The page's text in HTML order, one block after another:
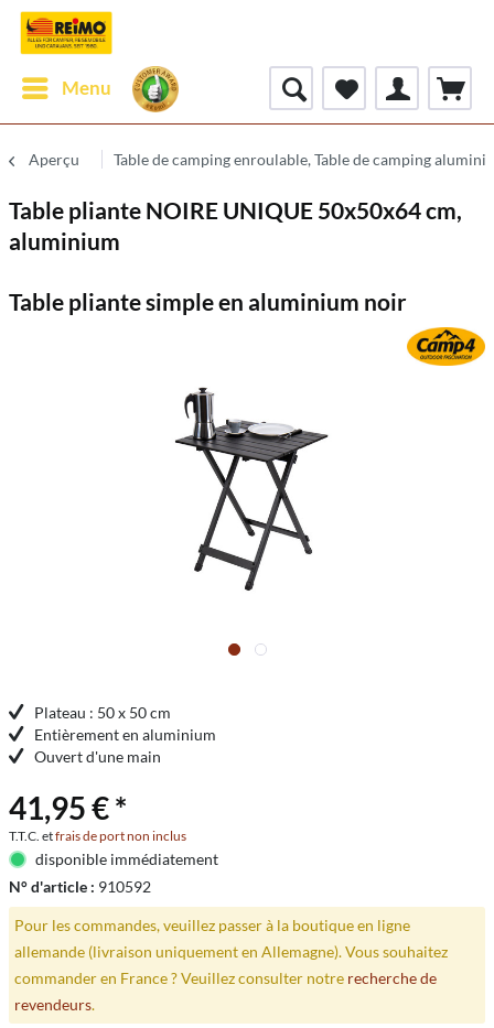
Menu
Aperçu Table de camping enroulable, Table de camping
Table pliante NOIRE UNIQUE 50x50x64 cm,
aluminium
Table pliante simple en aluminium noir
Plateau : 50 x 50 cm
Entièrement en aluminium
Ouvert d'une main
41,95 € *
T.T.C. etfrais de port non inclus
disponible immédiatement
N° d'article : 910592
Pour les commandes, veuillez passer à la boutique en ligne
allemande (livraison uniquement en Allemagne). Vous souhaitez
commander en France ? Veuillez consulter notre recherche de
revendeurs.